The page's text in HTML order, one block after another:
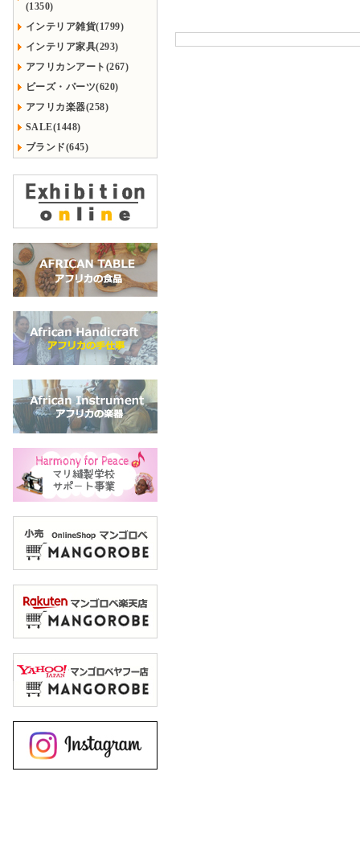
(1350)
インテリア雑貨(1799)
インテリア家具(293)
アフリカンアート(267)
ビーズ・パーツ(620)
アフリカ楽器(258)
SALE(1448)
ブランド(645)